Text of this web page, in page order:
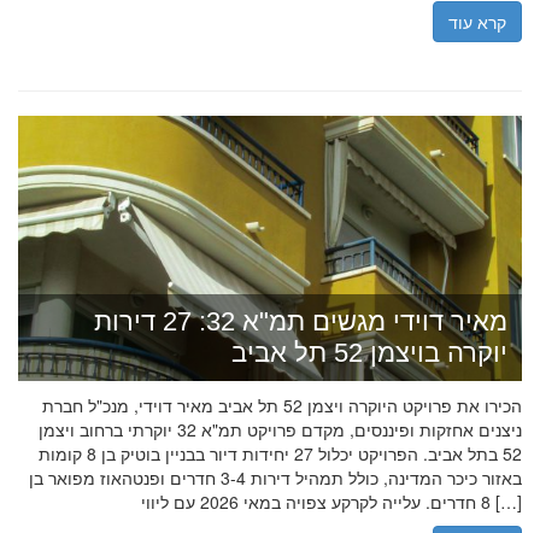
קרא עוד
מאיר דוידי מגשים תמ"א 32: 27 דירות
יוקרה בויצמן 52 תל אביב
הכירו את פרויקט היוקרה ויצמן 52 תל אביב מאיר דוידי, מנכ"ל חברת
ניצנים אחזקות ופיננסים, מקדם פרויקט תמ"א 32 יוקרתי ברחוב ויצמן
52 בתל אביב. הפרויקט יכלול 27 יחידות דיור בבניין בוטיק בן 8 קומות
באזור כיכר המדינה, כולל תמהיל דירות 3-4 חדרים ופנטהאוז מפואר בן
8 חדרים. עלייה לקרקע צפויה במאי 2026 עם ליווי […]